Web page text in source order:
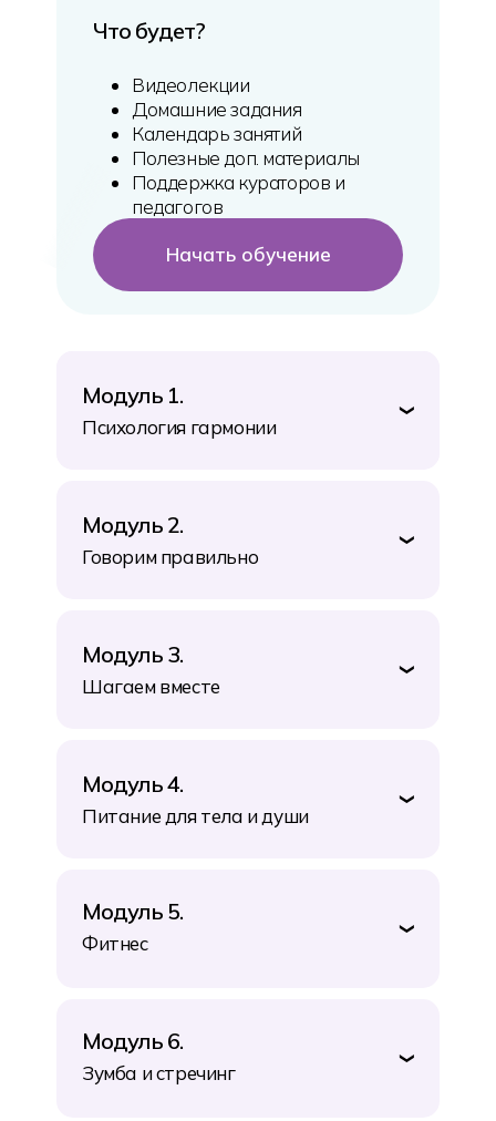
Начать обучение
Видеолекции
Домашние задания
Календарь занятий
Полезные доп. материалы
Поддержка кураторов и
педагогов
Что будет?
Модуль 1.
Психология гармонии
❯
Модуль 2.
Говорим правильно
❯
Модуль 3.
Шагаем вместе
❯
Модуль 4.
Питание для тела и души
❯
Модуль 5.
Фитнес
❯
Модуль 6.
Зумба и стречинг
❯